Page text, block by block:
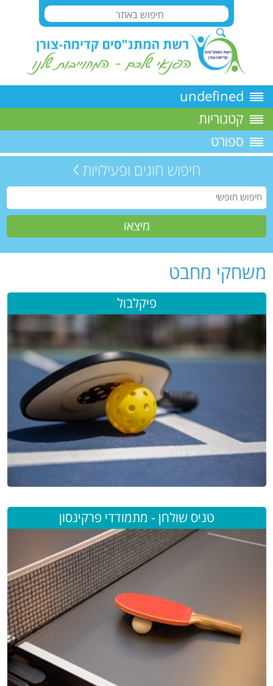
undefined
קטגוריות
ספורט
חיפוש חוגים ופעילויות
משחקי מחבט
פיקלבול
טניס שולחן - מתמודדי פרקינסון